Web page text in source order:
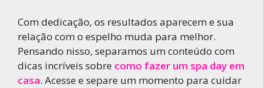
Com dedicação, os resultados aparecem e sua
relação com o espelho muda para melhor.
Pensando nisso, separamos um conteúdo com
dicas incríveis sobre como fazer um spa day em
casa. Acesse e separe um momento para cuidar